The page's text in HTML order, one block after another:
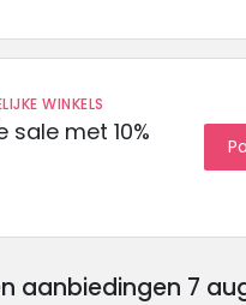
WINKELS
met 10%
aanbiedingen 7